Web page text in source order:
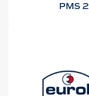
PMS